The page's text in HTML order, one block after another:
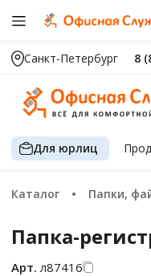
Санкт-Петербург 8
Для юрлиц
Каталог Папки,
Папка-
Арт. л87416